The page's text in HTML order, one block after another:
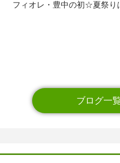
フィオレ・豊中の初☆夏祭り
ブログ一